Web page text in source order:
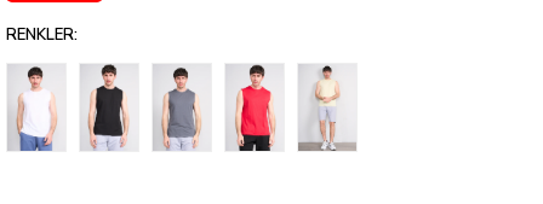
RENKLER: